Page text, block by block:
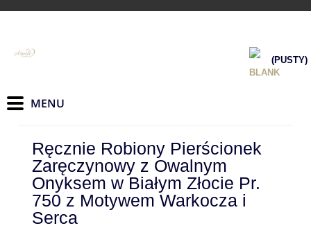
(PUSTY)
Ręcznie Robiony Pierścionek
Zaręczynowy z Owalnym
Onyksem w Białym Złocie Pr.
750 z Motywem Warkocza i
Serca